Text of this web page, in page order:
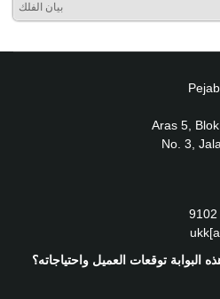
بيان الفلك
Aras 5,
No. 3,
البوابة توقعات العميل واحتياجاته؟